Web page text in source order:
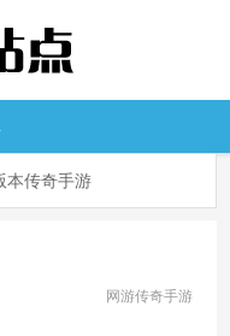
本传奇手游
网游传奇手游